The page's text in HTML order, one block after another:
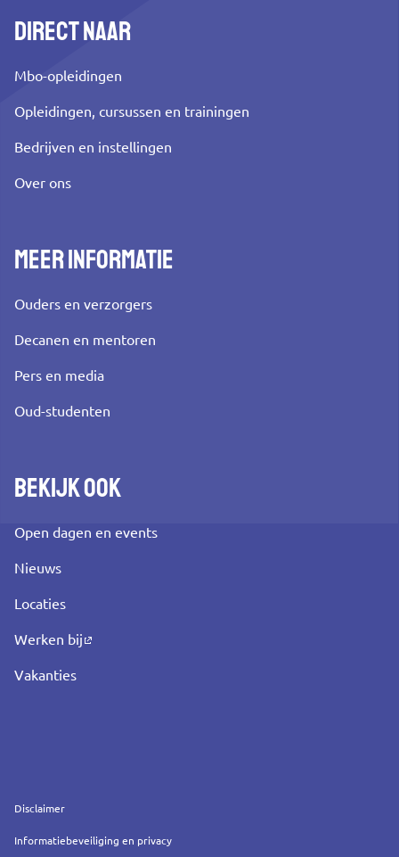
Direct naar
Mbo-opleidingen
Opleidingen, cursussen en trainingen
Bedrijven en instellingen
Over ons
Meer informatie
Ouders en verzorgers
Decanen en mentoren
Pers en media
Oud-studenten
Bekijk ook
Open dagen en events
Nieuws
Locaties
Werken bij
Vakanties
Service
Disclaimer
Informatiebeveiliging en privacy